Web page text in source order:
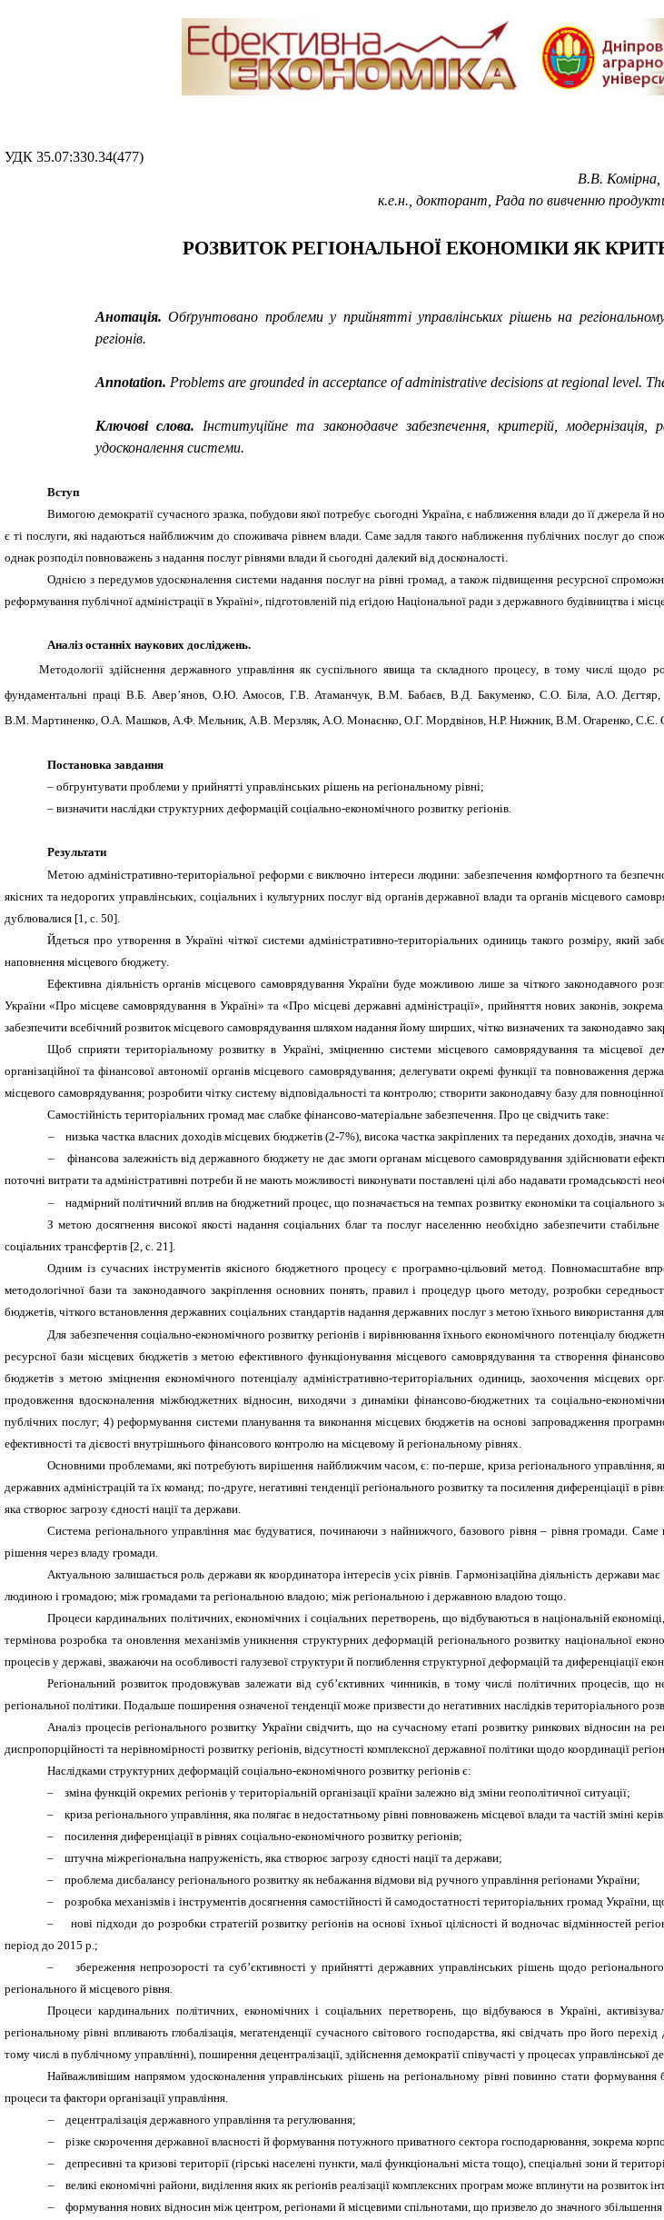
УДК 35.07:330.34(477)
В.В. Комірна,
к.е.н., докторант, Рада по вивченню
РОЗВИТОК РЕГІОНАЛЬНОЇ ЕКОНОМІКИ ЯК
Анотація.Обґрунтовано проблеми у прийнятті управлінських рішень на
регіонів.
Annotation. Problems are grounded in acceptance of administrative decisions at regional level.
Ключові слова.Інституційне та законодавче забезпечення, критерій,
удосконалення системи.
Вступ
Вимогою демократії сучасного зразка, побудови якої потребує сьогодні Україна, є наближення влади до її джерела
є ті послуги, які надаються найближчим до споживача рівнем влади. Саме задля такого наближення публічних послуг до
однак розподіл повноважень з надання послуг рівнями влади й сьогодні далекий від досконалості.
Однією з передумов удосконалення системи надання послуг на рівні громад, а також підвищення ресурсної
реформування публічної адміністрації в Україні», підготовленій під егідою Національної ради з державного будівництва і
Аналіз останніх наукових досліджень.
Методології здійснення державного управління як суспільного явища та складного процесу, в тому числі щодо
фундаментальні праці В.Б. Авер’янов, О.Ю. Амосов, Г.В. Атаманчук, В.М. Бабаєв, В.Д. Бакуменко, С.О. Біла, А.О.
В.М. Мартиненко, О.А. Машков, А.Ф. Мельник, А.В. Мерзляк, А.О. Монаєнко, О.Г. Мордвінов, Н.Р. Нижник, В.М. Огаренко, С.Є.
Постановка завдання
– обгрунтувати проблеми у прийнятті управлінських рішень на регіональному рівні;
– визначити наслідки структурних деформацій соціально-економічного розвитку регіонів.
Результати
Метою адміністративно-територіальної реформи є виключно інтереси людини: забезпечення комфортного та
якісних та недорогих управлінських, соціальних і культурних послуг від органів державної влади та органів місцевого
дублювалися [1, c . 50]
Йдеться про утворення в Україні чіткої системи адміністративно-територіальних одиниць такого розміру, який
наповнення місцевого бюджету.
Ефективна діяльність органів місцевого самоврядування України буде можливою лише за чіткого законодавчого
України «Про місцеве самоврядування в Україні» та «Про місцеві державні адміністрації», прийняття нових законів,
забезпечити всебічний розвиток місцевого самоврядування шляхом надання йому ширших, чітко визначених та законодавчо
Щоб сприяти територіальному розвитку в Україні, зміцненню системи місцевого самоврядування та місцевої
організаційної та фінансової автономії органів місцевого самоврядування; делегувати окремі функції та повноваження
місцевого самоврядування; розробити чітку систему відповідальності та контролю; створити законодавчу базу для
Самостійність територіальних громад має слабке фінансово-матеріальне забезпечення.Про це свідчить таке:
–
низька частка власних доходів місцевих бюджетів (2-7%), висока частка закріплених та переданих доходів, значна
–
фінансова залежність від державного бюджету не дає змоги органам місцевого самоврядування здійснювати
поточні витрати та адміністративні потреби й не мають можливості виконувати поставлені цілі або надавати громадськості
–
надмірний політичний вплив на бюджетний процес, що позначається на темпах розвитку економіки та соціального
З метою досягнення високої якості надання соціальних благ та послуг населенню необхідно забезпечити
соціальних трансфертів [2, c . 21].
Одним із сучасних інструментів якісного бюджетного процесу є програмно-цільовий метод. Повномасштабне
методологічної бази та законодавчого закріплення основних понять, правил і процедур цього методу, розробки
бюджетів, чіткого встановлення державних соціальних стандартів надання державних послуг з метою їхнього використання
Для забезпечення соціально-економічного розвитку регіонів і вирівнювання їхнього економічного потенціалу
ресурсної бази місцевих бюджетів з метою ефективного функціонування місцевого самоврядування та створення
бюджетів з метою зміцнення економічного потенціалу адміністративно-територіальних одиниць, заохочення місцевих
продовження вдосконалення міжбюджетних відносин, виходячи з динаміки фінансово-бюджетних та соціально-
публічних послуг; 4) реформування системи планування та виконання місцевих бюджетів на основі запровадження
ефективності та дієвості внутрішнього фінансового контролю на місцевому й регіональному рівнях.
Основними проблемами, які потребують вирішення найближчим часом, є: по-перше, криза регіонального управління,
державних адміністрацій та їх команд; по-друге, негативні тенденції регіонального розвитку та посилення диференціації в
яка створює загрозу єдності нації та держави.
Система регіонального управління має будуватися, починаючи з найнижчого, базового рівня – рівня громади.
рішення через владу громади.
Актуальною залишається роль держави як координатора інтересів усіх рівнів. Гармонізаційна діяльність держави
людиною і громадою; між громадами та регіональною владою; між регіональною і державною владою тощо.
Процеси кардинальних політичних, економічних і соціальних перетворень, що відбуваються в національній
термінова розробка та оновлення механізмів уникнення структурних деформацій регіонального розвитку національної
процесів у державі, зважаючи на особливості галузевої структури й поглиблення структурної деформацій та диференціації
Регіональний розвиток продовжував залежати від суб’єктивних чинників, в тому числі політичних процесів,
регіональної політики. Подальше поширення означеної тенденції може призвести до негативних наслідків територіального
Аналіз процесів регіонального розвитку України свідчить, що на сучасному етапі розвитку ринкових відносин
диспропорційності та нерівномірності розвитку регіонів, відсутності комплексної державної політики щодо координації
Наслідками структурних деформацій соціально-економічного розвитку регіонів є:
–
зміна функцій окремих регіонів у територіальній організації країни залежно від зміни геополітичної ситуації;
–
криза регіонального управління, яка полягає в недостатньому рівні повноважень місцевої влади та частій зміні
–
посилення диференціації в рівнях соціально-економічного розвитку регіонів;
–
штучна міжрегіональна напруженість, яка створює загрозу єдності нації та держави;
–
проблема дисбалансу регіонального розвитку як небажання відмови від ручного управління регіонами України;
–
розробка механізмів і інструментів досягнення самостійності й самодостатності територіальних громад
–
нові підходи до розробки стратегій розвитку регіонів на основі їхньої цілісності й водночас відмінностей
період до 2015 р.;
–
збереження непрозорості та суб’єктивності у прийнятті державних управлінських рішень щодо
регіонального й місцевого рівня.
Процеси кардинальних політичних, економічних і соціальних перетворень, що відбуваюся в Україні,
регіональному рівні впливають глобалізація, мегатенденції сучасного світового господарства, які свідчать про його
тому числі в публічному управлінні), поширення децентралізації, здійснення демократії співучасті у процесах управлінської
Найважливішим напрямом удосконалення управлінських рішень на регіональному рівні повинно стати формування
процеси та фактори організації управління.
–
децентралізація державного управління та регулювання;
–
різке скорочення державної власності й формування потужного приватного сектора господарювання, зокрема
–
депресивні та кризові території (гірські населені пункти, малі функціональні міста тощо), спеціальні зони й
–
великі економічні райони, виділення яких як регіонів реалізації комплексних програм може вплинути на розвиток
–
формування нових відносин між центром, регіонами й місцевими спільнотами, що призвело до значного